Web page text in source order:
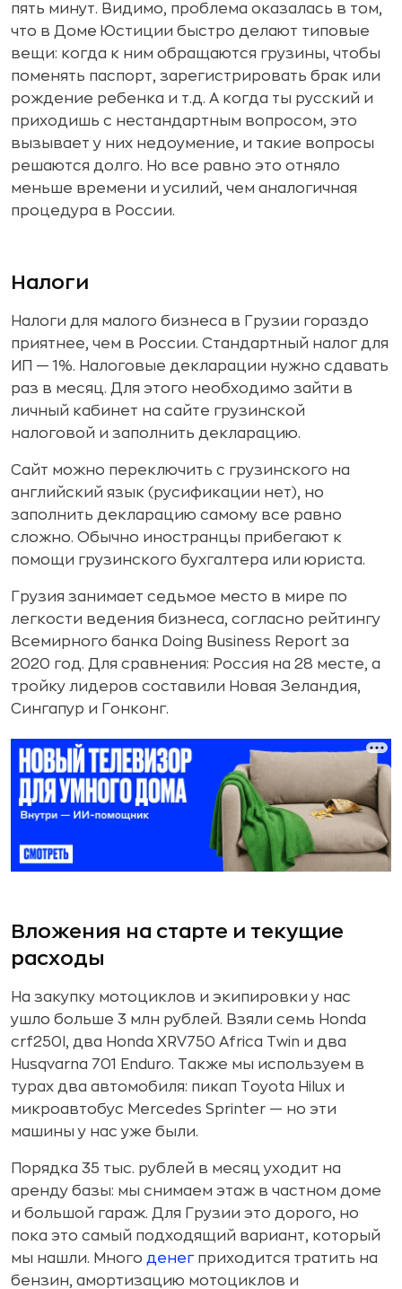
пять минут. Видимо, проблема оказалась в том,
что в Доме Юстиции быстро делают типовые
вещи: когда к ним обращаются грузины, чтобы
поменять паспорт, зарегистрировать брак или
рождение ребенка и т.д. А когда ты русский и
приходишь с нестандартным вопросом, это
вызывает у них недоумение, и такие вопросы
решаются долго. Но все равно это отняло
меньше времени и усилий, чем аналогичная
процедура в России.
Налоги
Налоги для малого бизнеса в Грузии гораздо
приятнее, чем в России. Стандартный налог для
ИП — 1%. Налоговые декларации нужно сдавать
раз в месяц. Для этого необходимо зайти в
личный кабинет на сайте грузинской
налоговой и заполнить декларацию.
Сайт можно переключить с грузинского на
английский язык (русификации нет), но
заполнить декларацию самому все равно
сложно. Обычно иностранцы прибегают к
помощи грузинского бухгалтера или юриста.
Грузия занимает седьмое место в мире по
легкости ведения бизнеса, согласно рейтингу
Всемирного банка Doing Business Report за
2020 год. Для сравнения: Россия на 28 месте, а
тройку лидеров составили Новая Зеландия,
Сингапур и Гонконг.
Вложения на старте и текущие
расходы
На закупку мотоциклов и экипировки у нас
ушло больше 3 млн рублей. Взяли семь Honda
crf250l, два Honda XRV750 Africa Twin и два
Husqvarna 701 Enduro. Также мы используем в
турах два автомобиля: пикап Toyota Hilux и
микроавтобус Mercedes Sprinter — но эти
машины у нас уже были.
Порядка 35 тыс. рублей в месяц уходит на
аренду базы: мы снимаем этаж в частном доме
и большой гараж. Для Грузии это дорого, но
пока это самый подходящий вариант, который
мы нашли. Много денегприходится тратить на
бензин, амортизацию мотоциклов и